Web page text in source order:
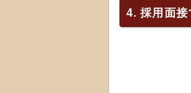
4. 採用面接